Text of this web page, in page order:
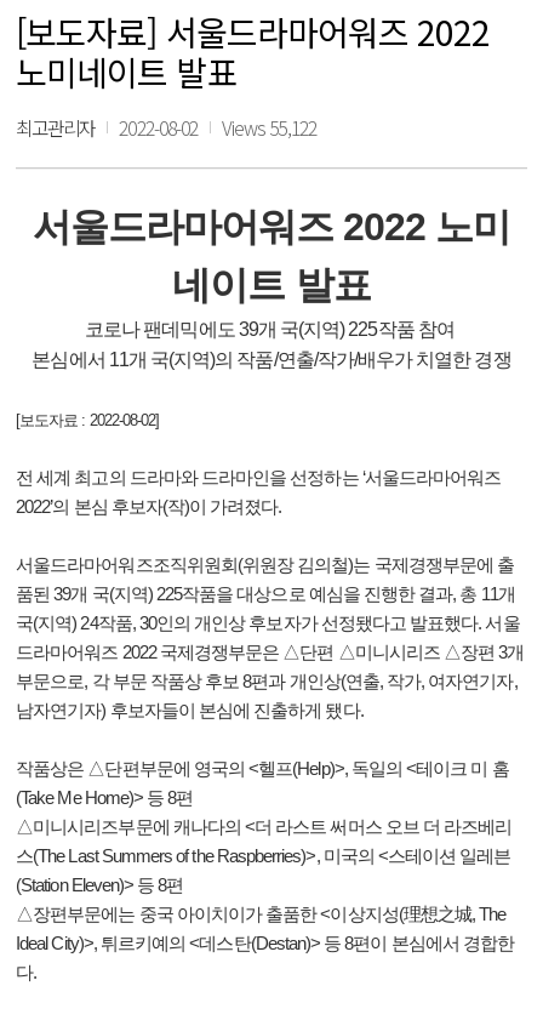
[보도자료] 서울드라마어워즈 2022
노미네이트 발표
최고관리자 2022-08-02 Views 55,122
서울드라마어워즈 2022 노미
네이트 발표
코로나 팬데믹에도 39개 국(지역) 225작품 참여
본심에서 11개 국(지역)의 작품/연출/작가/배우가 치열한 경쟁
[보도자료 : 2022-08-02]
전 세계 최고의 드라마와 드라마인을 선정하는 ‘서울드라마어워즈
2022’의 본심 후보자(작)이 가려졌다.
서울드라마어워즈조직위원회(위원장 김의철)는 국제경쟁부문에 출
품된 39개 국(지역) 225작품을 대상으로 예심을 진행한 결과, 총 11개
국(지역) 24작품, 30인의 개인상 후보자가 선정됐다고 발표했다.서울
드라마어워즈 2022 국제경쟁부문은 △단편 △미니시리즈 △장편 3개
부문으로, 각 부문 작품상 후보 8편과 개인상(연출, 작가, 여자연기자,
남자연기자) 후보자들이 본심에 진출하게 됐다.
작품상은 △단편부문에 영국의 <헬프(Help)>, 독일의 <테이크 미 홈
(Take Me Home)> 등 8편
△미니시리즈부문에 캐나다의 <더 라스트 써머스 오브 더 라즈베리
스(The Last Summers of the Raspberries)>, 미국의 <스테이션 일레븐
(Station Eleven)> 등 8편
△장편부문에는 중국 아이치이가 출품한 <이상지성(理想之城, The
Ideal City)>, 튀르키예의 <데스탄(Destan)> 등 8편이 본심에서 경합한
다.